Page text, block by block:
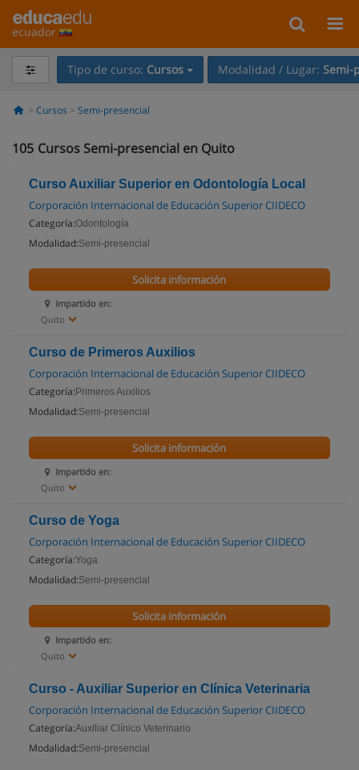
ecuador
Tipo de curso: Cursos Modalidad / Lugar: Semi-
Cursos Semi-presencial
105 Cursos Semi-presencial en Quito
Curso Auxiliar Superior en Odontología Local
Corporación Internacional de Educación Superior CIIDECO
Categoría:Odontología
Modalidad:Semi-presencial
Impartido en:
Quito
Solicita información
Curso de Primeros Auxilios
Corporación Internacional de Educación Superior CIIDECO
Categoría: Primeros Auxilios
Modalidad:Semi-presencial
Impartido en:
Quito
Solicita información
Curso de Yoga
Corporación Internacional de Educación Superior CIIDECO
Categoría:Yoga
Modalidad:Semi-presencial
Impartido en:
Quito
Solicita información
Curso - Auxiliar Superior en Clínica Veterinaria
Corporación Internacional de Educación Superior CIIDECO
Categoría:Auxiliar Clínico Veterinario
Modalidad:Semi-presencial